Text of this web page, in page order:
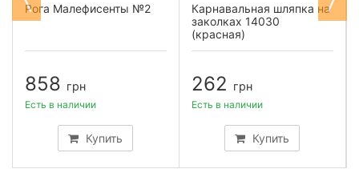
Рога Малефисенты №2
858 грн
Купить
Есть в наличии
Карнавальная шляпка на
заколках 14030
(красная)
262 грн
Купить
Есть в наличии